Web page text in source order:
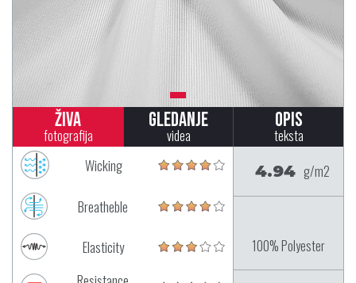
Živa
fotografija
Gledanje
videa
Opis
teksta
Wicking
Breatheble
Elasticity
4.94 g/m2
100% Polyester